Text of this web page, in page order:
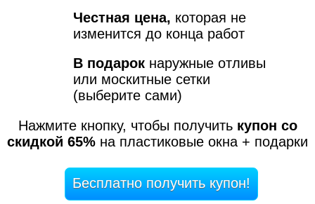
Честная цена, которая не
изменится до конца работ
В подарок наружные отливы
или москитные сетки
(выберите сами)
Нажмите кнопку, чтобы получить купон со
скидкой 65% на пластиковые окна + подарки
Бесплатно получить купон!